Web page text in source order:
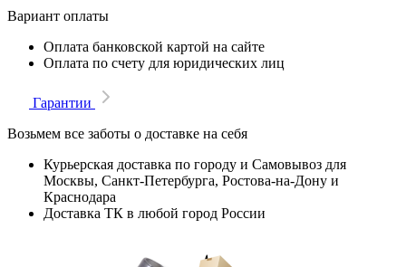
Вариант оплаты
Оплата банковской картой на сайте
Оплата по счету для юридических лиц
Гарантии
Возьмем все заботы о доставке на себя
Курьерская доставка по городу и Самовывоз для
Москвы, Санкт-Петербурга, Ростова-на-Дону и
Краснодара
Доставка ТК в любой город России